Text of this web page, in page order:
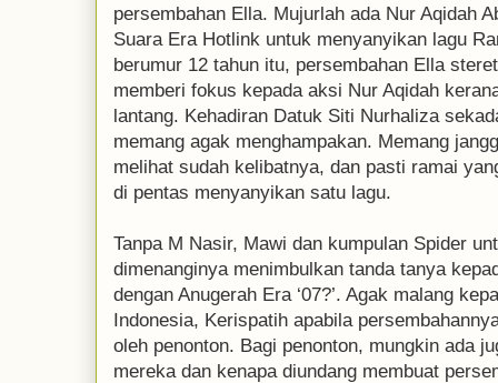
persembahan Ella. Mujurlah ada Nur Aqidah
Suara Era Hotlink untuk menyanyikan lagu
berumur 12 tahun itu, persembahan Ella
memberi fokus kepada aksi Nur Aqidah
lantang. Kehadiran Datuk Siti Nurhaliza
memang agak menghampakan. Memang
melihat sudah kelibatnya, dan pasti ramai
di pentas menyanyikan satu lagu.
Tanpa M Nasir, Mawi dan kumpulan Spider
dimenanginya menimbulkan tanda tanya
dengan Anugerah Era ‘07?’. Agak malang
Indonesia, Kerispatih apabila
oleh penonton. Bagi penonton, mungkin ada
mereka dan kenapa diundang membuat